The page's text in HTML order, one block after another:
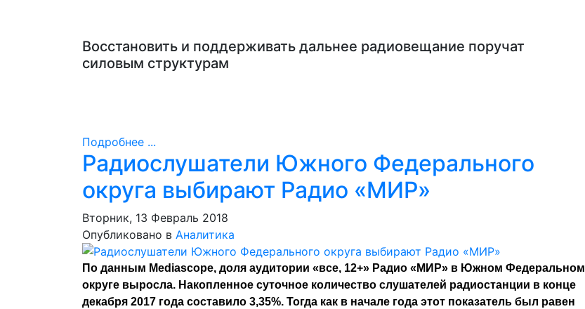
Восстановить и поддерживать дальнее радиовещание поручат
силовым структурам
Подробнее ...
Радиослушатели Южного Федерального
округа выбирают Радио «МИР»
Вторник, 13 Февраль 2018
Опубликовано в Аналитика
По данным Mediascope, доля аудитории «все, 12+» Радио «МИР» в Южном Федеральном
округе выросла. Накопленное суточное количество слушателей радиостанции в конце
декабря 2017 года составило 3,35%. Тогда как в начале года этот показатель был равен